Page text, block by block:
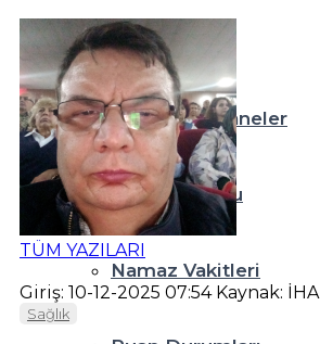
Diğer
Nöbetçi Eczaneler
Hava Durumu
Namaz Vakitleri
TÜM YAZILARI
Giriş: 10-12-2025 07:54Kaynak: İHA
Sağlık